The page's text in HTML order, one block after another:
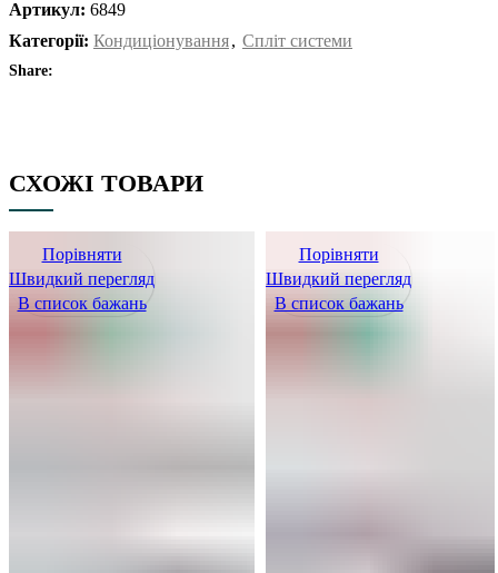
Артикул: 6849
Категорії: Кондиціонування, Спліт системи
Share:
СХОЖІ ТОВАРИ
Порівняти
Швидкий перегляд
В список бажань
Порівняти
Швидкий перегляд
В список бажань